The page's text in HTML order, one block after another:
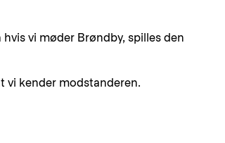
vi møder Brøndby, spilles den
vi kender modstanderen.